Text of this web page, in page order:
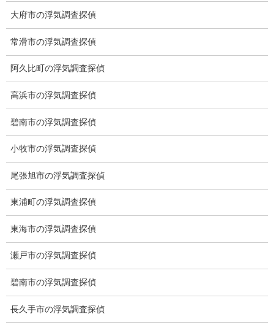
愛知県名古屋市中区栄3-7ｰ4
Toshin.Sakuraビル 10F
愛知県名古屋市中区新栄2丁目41-11
ベストビル6B
愛知県公安委員会 第54250033号
【出張面談いたします】
子供のお迎え、パート、お仕事の都合などで、お時間のない方、
ださい。
大府市の浮気調査探偵
常滑市の浮気調査探偵
阿久比町の浮気調査探偵
高浜市の浮気調査探偵
碧南市の浮気調査探偵
小牧市の浮気調査探偵
尾張旭市の浮気調査探偵
東浦町の浮気調査探偵
東海市の浮気調査探偵
瀬戸市の浮気調査探偵
碧南市の浮気調査探偵
長久手市の浮気調査探偵